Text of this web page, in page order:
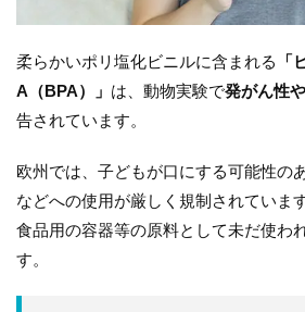
柔らかいポリ塩化ビニルに含まれる
「
A（BPA）」 は、動物実験で発がん性
告されています。
欧州では、子どもが口にする可能性の
などへの使用が厳しく規制されていま
食品用の容器等の原料として未だ使わ
す。